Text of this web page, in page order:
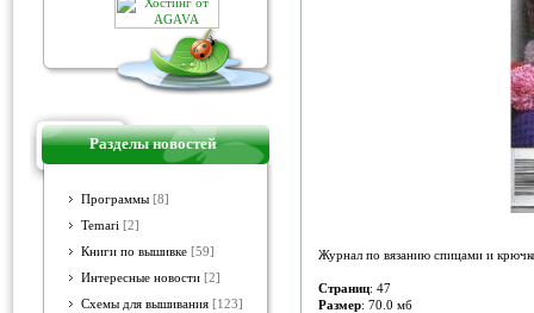
Разделы новостей
Программы [8]
Temari [2]
Книги по вышивке [59]
Интересные новости [2]
Схемы для вышивания [123]
Журнал по вязанию спицами и
Страниц: 47
Размер: 70.0 мб